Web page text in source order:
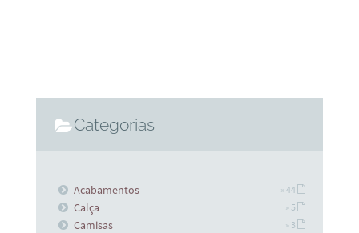
Categorias
Acabamentos » 44
Calça » 5
Camisas » 3